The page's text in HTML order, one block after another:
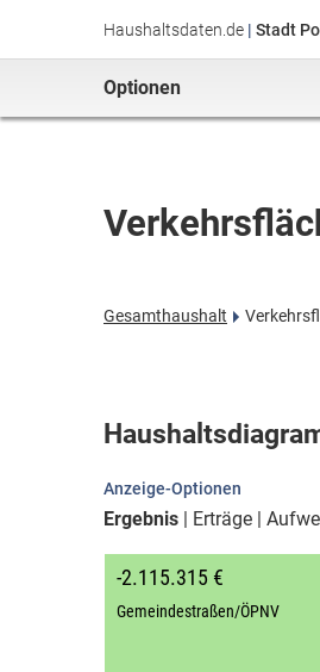
Haushaltsdaten.de | Stadt
Optionen
Gesamthaushalt
Anzeige-Optionen
Ergebnis Erträge
-2.115.315 €
Gemeindestraßen/ÖPNV